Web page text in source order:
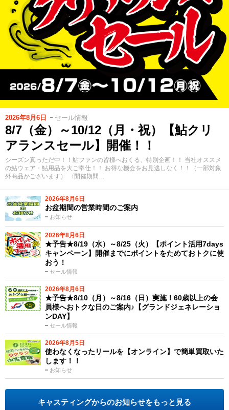
2026年8月6日 セール情報
8/7（金）～10/12（月・祝）【鮎クリ
アランスセール】開催！！
シーズン真っただ中！！鮎ファンの皆様へおくる、特別企画！！ 当社オススメ
の鮎ウェア・鮎用品を大ご奉仕！！ お得な機会をお見逃しなく！！（一部対象
外商品がございます） 〈開催期間…
2026年8月6日
お知らせ
お盆期間の営業時間のご案内
2026年8月6日
セール情報
★予告★8/19（水）～8/25（火）【ポイント活用7days
キャンペーン】開催までにポイントをためておトクに使
おう！
2026年8月6日
セール情報
★予告★8/10（月）～8/16（日）実施！60歳以上の会
員様へおトクな日のご案内♪【グランドジェネレーショ
ンDAY】
2026年8月5日
お知らせ
使わなくなったリールを【オンライン】で簡単買取いた
します！！
キャスティングからのお知らせをもっと見る